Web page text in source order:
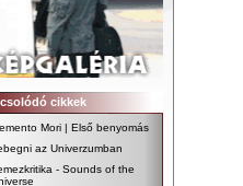
cikkek
Mori | Első benyomás
az Univerzumban
- Sounds of the